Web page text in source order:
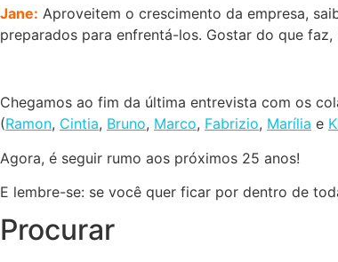
Jane: Aproveitem o crescimento da empresa,
preparados para enfrentá-los. Gostar do que
Chegamos ao fim da última entrevista com os
(Ramon, Cintia, Bruno, Marco, Fabrizio, Marília e
Agora, é seguir rumo aos próximos 25 anos!
E lembre-se: se você quer ficar por dentro de
Procurar